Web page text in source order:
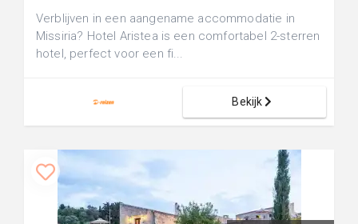
Verblijven in een aangename accommodatie in
Missiria? Hotel Aristea is een comfortabel 2-sterren
hotel, perfect voor een fi...
Bekijk